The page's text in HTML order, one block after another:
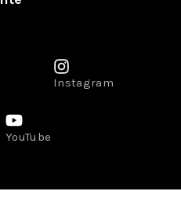
Instagram
YouTube